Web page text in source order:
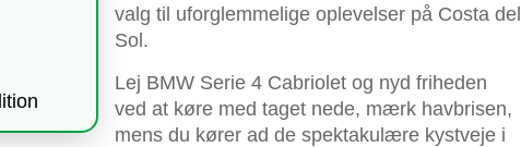
valg til uforglemmelige oplevelser på Costa del
Sol.
Lej BMW Serie 4 Cabriolet og nyd friheden
ved at køre med taget nede, mærk havbrisen,
mens du kører ad de spektakulære kystveje i